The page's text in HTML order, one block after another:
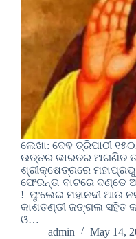
ଲେଖା: ଦେଵ ତ୍ରିପାଠୀ
ଉତ୍ତର ଭାରତର ଅଗଣିତ
ଶ୍ରୀକ୍ଷେତ୍ରରେ
ଫେରନ୍ତା ବାଟରେ ଦଣ୍ଡେ
! ଫୁଲେଇ ମହାନଦୀ ଆଉ
କାଶତଣ୍ଡୀ ଜଙ୍ଗଲ ସହିତ
ଓ…
admin
May 14,